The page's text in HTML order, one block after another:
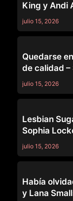
King y Andi
julio 15, 2026
Quedarse
de calidad –
julio 15, 2026
Lesbian
Sophia
julio 15, 2026
Había
y Lana